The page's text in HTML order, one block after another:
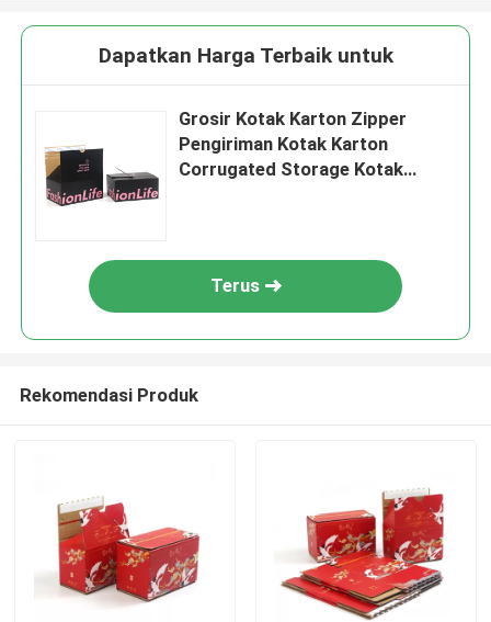
Dapatkan Harga Terbaik untuk
Grosir Kotak Karton Zipper
Pengiriman Kotak Karton
Corrugated Storage Kotak
Terus
Rekomendasi Produk